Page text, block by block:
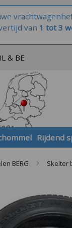
van 1 tot 3
& BE
Rijdend
BERG Skelter